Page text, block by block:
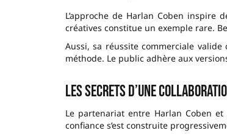
L’approche de Harlan Coben
créatives constitue un exemple rare.
Aussi, sa réussite commerciale valide
méthode. Le public adhère aux
Les secrets d’une
Le partenariat entre Harlan Coben
confiance s’est construite